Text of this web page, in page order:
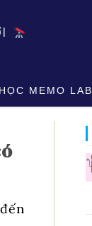
MEMO LAB